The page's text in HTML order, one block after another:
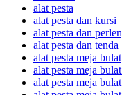
alat pesta
alat pesta dan kursi
alat pesta dan
alat pesta dan tenda
alat pesta meja bulat
alat pesta meja
alat pesta meja